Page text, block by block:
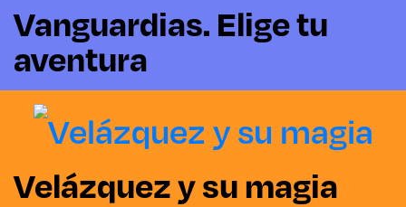
Vanguardias. Elige tu
aventura
Velázquez y su magia